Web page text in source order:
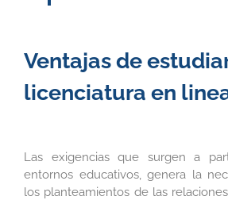
Ventajas de
licenciatura en
Las exigencias que surgen a
entornos educativos, genera la
los planteamientos de las